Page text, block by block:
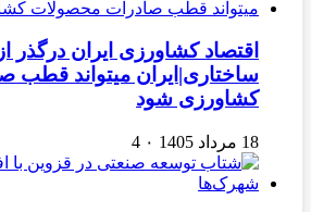
اقتصاد کشاورزی ایران درگذر
ساختاری|ایران میتواند قطب
کشاورزی شود
18 مرداد 1405 ۰ 4